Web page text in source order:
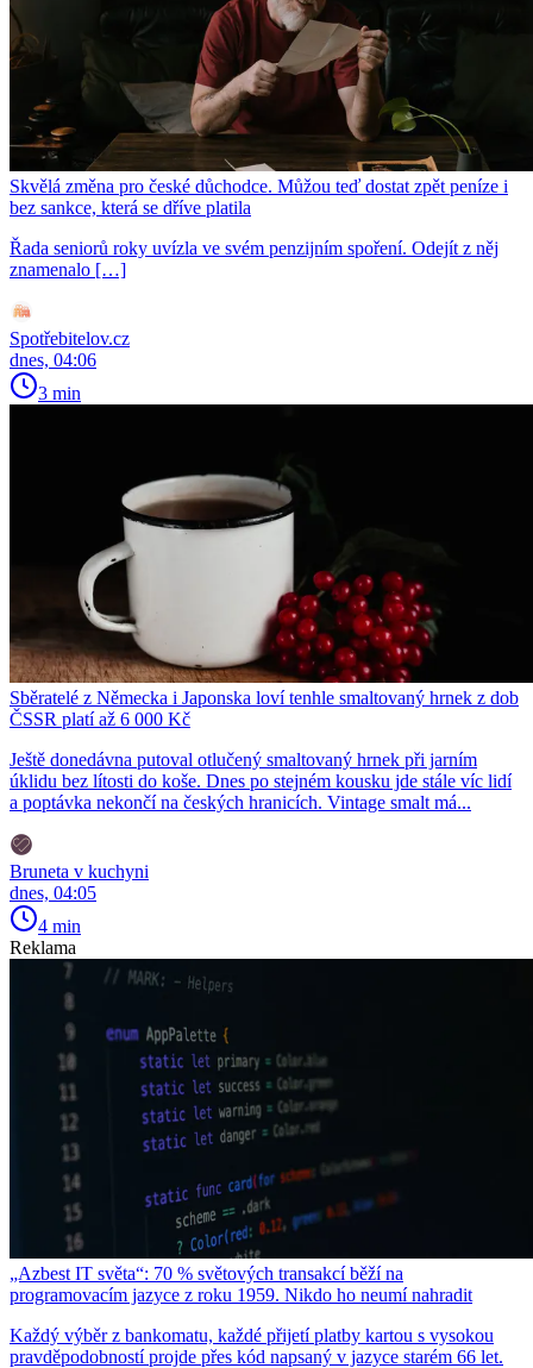
Skvělá změna pro české důchodce. Můžou teď dostat zpět peníze i
bez sankce, která se dříve platila
Řada seniorů roky uvízla ve svém penzijním spoření. Odejít z něj
znamenalo […]
Spotřebitelov.cz
dnes, 04:06
3 min
Sběratelé z Německa i Japonska loví tenhle smaltovaný hrnek z dob
ČSSR platí až 6 000 Kč
Ještě donedávna putoval otlučený smaltovaný hrnek při jarním
úklidu bez lítosti do koše. Dnes po stejném kousku jde stále víc lidí
a poptávka nekončí na českých hranicích. Vintage smalt má...
Bruneta v kuchyni
dnes, 04:05
4 min
Reklama
„Azbest IT světa“: 70 % světových transakcí běží na
programovacím jazyce z roku 1959. Nikdo ho neumí nahradit
Každý výběr z bankomatu, každé přijetí platby kartou s vysokou
pravděpodobností projde přes kód napsaný v jazyce starém 66 let.